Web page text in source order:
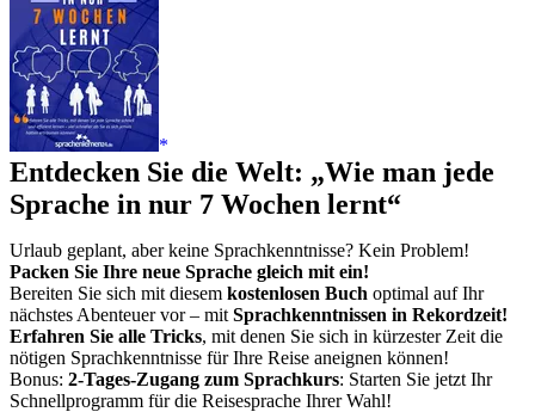
Entdecken Sie die Welt: „Wie man jede
Sprache in nur 7 Wochen lernt“
Urlaub geplant, aber keine Sprachkenntnisse? Kein Problem!
Packen Sie Ihre neue Sprache gleich mit ein!
Bereiten Sie sich mit diesem kostenlosen Buch optimal auf Ihr
nächstes Abenteuer vor – mit Sprachkenntnissen in Rekordzeit!
Erfahren Sie alle Tricks, mit denen Sie sich in kürzester Zeit die
nötigen Sprachkenntnisse für Ihre Reise aneignen können!
Bonus: 2-Tages-Zugang zum Sprachkurs: Starten Sie jetzt Ihr
Schnellprogramm für die Reisesprache Ihrer Wahl!